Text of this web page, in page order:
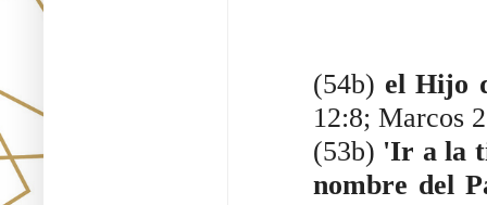
(54b) el Hijo
12:8; Marcos
(53b) 'Ir a la
nombre del